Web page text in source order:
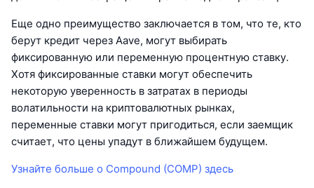
Еще одно преимущество заключается в том, что те, кто
берут кредит через Aave, могут выбирать
фиксированную или переменную процентную ставку.
Хотя фиксированные ставки могут обеспечить
некоторую уверенность в затратах в периоды
волатильности на криптовалютных рынках,
переменные ставки могут пригодиться, если заемщик
считает, что цены упадут в ближайшем будущем.
Узнайте больше о Compound (COMP) здесь